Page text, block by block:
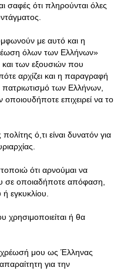
σαφές ότι πληρούνται όλες
με αυτό και η
όλων των Eλλήνων»
των εξουσιών που
αρχίζει και η παραγραφή
των Ελλήνων,
οποιουδήποτε επιχειρεί να το
ό,τι είναι δυνατόν για
ότι αρνούμαι να
σε οποιαδήποτε απόφαση,
εγκυκλίου.
χρησιμοποιείται ή θα
μου ως Έλληνας
για την